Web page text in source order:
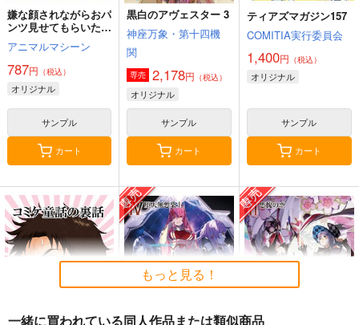
嫌な顔されながらおパ
ンツ見せてもらいたい
本14
アニマルマシーン
787円 （税込）
オリジナル
サンプル
カート
黒白のアヴェスター 3
神座万象・第十四機
関
専売 2,178円 （税込）
オリジナル
サンプル
カート
ティアズマガジン157
COMITIA実行委員会
1,400円 （税込）
オリジナル
サンプル
カート
もっと見る！
一緒に買われている同人作品または類似商品